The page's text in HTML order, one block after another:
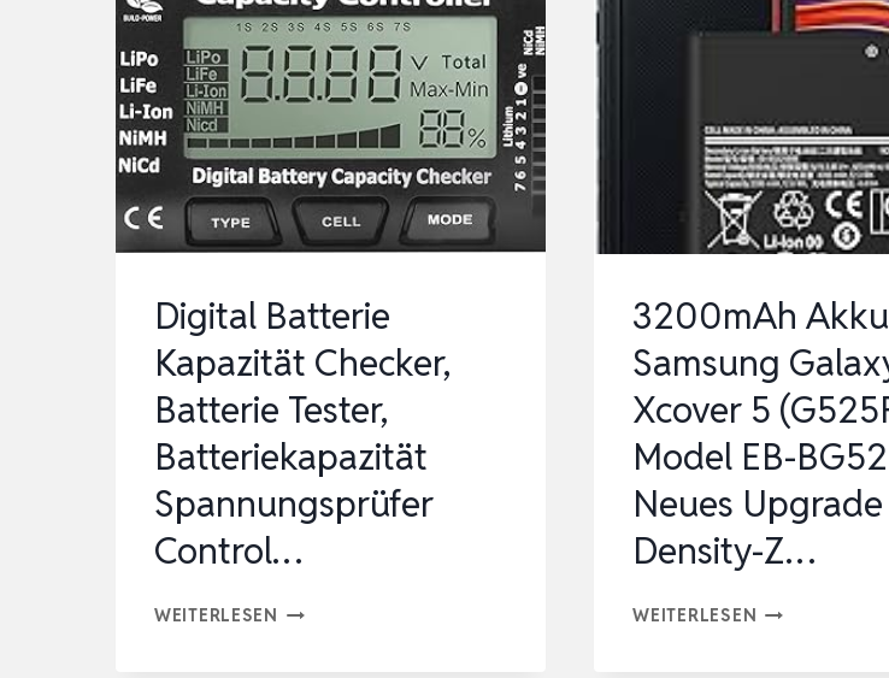
Digital Batterie
Kapazität Checker,
Batterie Tester,
Batteriekapazität
Spannungsprüfer
Control…
WEITERLESEN DIGITAL
3200mAh
Samsung
Xcover 5
Model EB-
Neues
Density-Z…
WEITERLESEN 3200MAH